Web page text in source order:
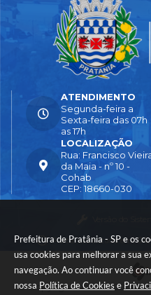
Prefeitura de Pratânia - SP e os
usa cookies para melhorar a sua
navegação. Ao continuar você
nossa Política de Cookies e
LOCALIZAÇÃO
Rua: Francisco
da Maia - nº 10 -
Cohab
CEP: 18660-030
ATENDIMENTO
Segunda-feira a
Sexta-feira das 07h
as 17h
Portal atualizado em:04/
© Copyright Instar - 2006-